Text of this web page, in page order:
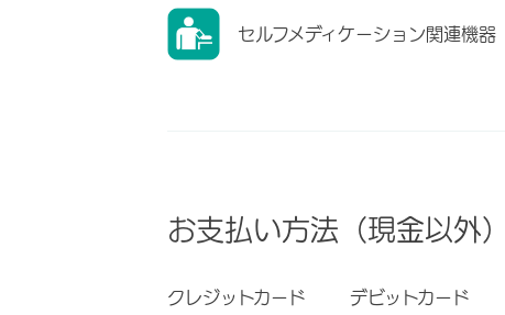
セルフメディケーション関連機器
お支払い方法（現金以外）
クレジットカード デビットカード